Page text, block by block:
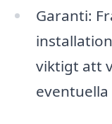
Garanti:
viktigt att